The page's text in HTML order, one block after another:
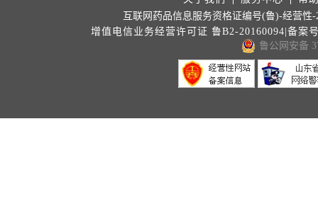
互联网药品信息服务资格证编号(鲁)-经营性-
增值电信业务经营许可证 鲁B2-20160094|备案
鲁公网安备